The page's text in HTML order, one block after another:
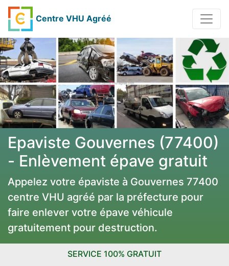
Centre VHU Agréé
Epaviste Gouvernes (77400)
- Enlèvement épave gratuit
Appelez votre épaviste à Gouvernes 77400
centre VHU agréé par la préfecture pour
faire enlever votre épave véhicule
gratuitement pour destruction.
SERVICE 100% GRATUIT